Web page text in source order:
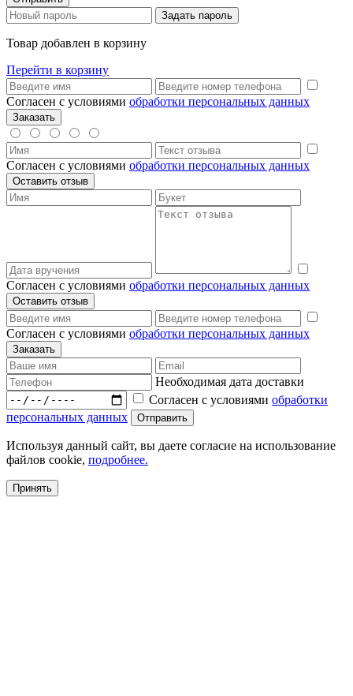
Товар добавлен в корзину
Перейти в корзину
Согласен с условиями обработки персональных данных
Согласен с условиями обработки персональных данных
Согласен с условиями обработки персональных данных
Согласен с условиями обработки персональных данных
Необходимая дата доставки
Согласен с условиями обработки
персональных данных
Используя данный сайт, вы даете согласие на использование
файлов cookie, подробнее.
Принять